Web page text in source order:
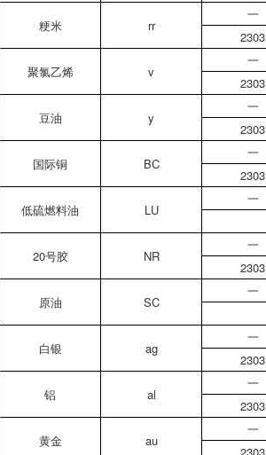
粳米 rr
一
2303
聚氯乙烯 v
一
2303
豆油 y
一
2303
国际铜 BC
一
2303
低硫燃料油 LU
一
20号胶 NR
一
2303
原油 SC
一
白银 ag
一
2303
铝 al
一
2303
黄金 au
一